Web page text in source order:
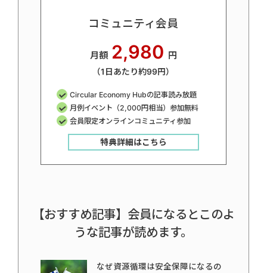
コミュニティ会員
月額 2,980 円
（1日あたり約99円）
Circular Economy Hubの記事読み放題
月例イベント（2,000円相当）参加無料
会員限定オンラインコミュニティ参加
特典詳細はこちら
【おすすめ記事】会員になるとこのよ
うな記事が読めます。
なぜ資源循環は安全保障になるの